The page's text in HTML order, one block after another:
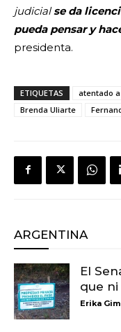
judicialse da
pueda pensar y
presidenta.
ETIQUETAS atentado a
Brenda Uliarte
ARGENTINA
El
que ni
Erika